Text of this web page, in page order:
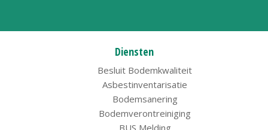
Diensten
Besluit Bodemkwaliteit
Asbestinventarisatie
Bodemsanering
Bodemverontreiniging
BUS Melding